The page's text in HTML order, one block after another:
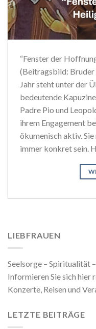
“Fenster der
(Beitragsbild: Bruder
Jahr steht unter der
bedeutende
Padre Pio und
ihrem Engagement
ökumenisch aktiv.
immer konkret sein.
LIEBFRAUEN
Seelsorge – Spiritualität
Informieren Sie sich
Konzerte, Reisen und
LETZTE BEITRÄGE